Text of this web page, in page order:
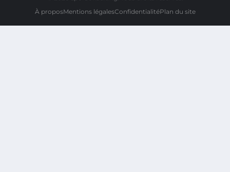
À proposMentions légalesConfidentialitéPlan du site